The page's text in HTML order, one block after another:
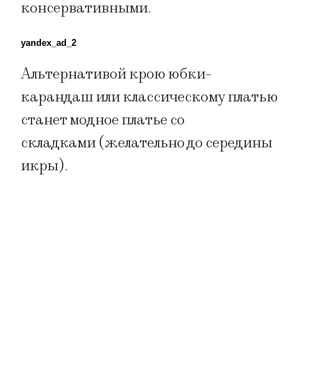
консервативными.
yandex_ad_2
Альтернативой крою юбки-
карандаш или классическому платью
станет модное платье со
складками (желательно до середины
икры).